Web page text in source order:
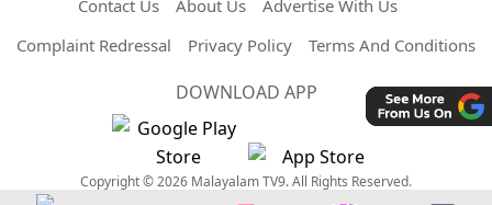
Contact Us About Us
Advertise With Us
Complaint Redressal
Privacy Policy Terms And Conditions
DOWNLOAD APP
Copyright © 2026 Malayalam TV9. All Rights Reserved.